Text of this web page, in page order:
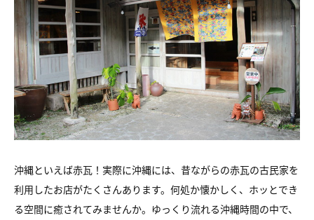
沖縄といえば赤瓦！実際に沖縄には、昔ながらの赤瓦の古民家を
利用したお店がたくさんあります。何処か懐かしく、ホッとでき
る空間に癒されてみませんか。ゆっくり流れる沖縄時間の中で、